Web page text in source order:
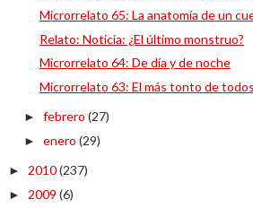
Microrrelato 65: La anatomía de un
Relato: Noticia: ¿El último monstruo?
Microrrelato 64: De día y de noche
Microrrelato 63: El más tonto de todos
► febrero (27)
► enero (29)
► 2010(237)
► 2009 (6)